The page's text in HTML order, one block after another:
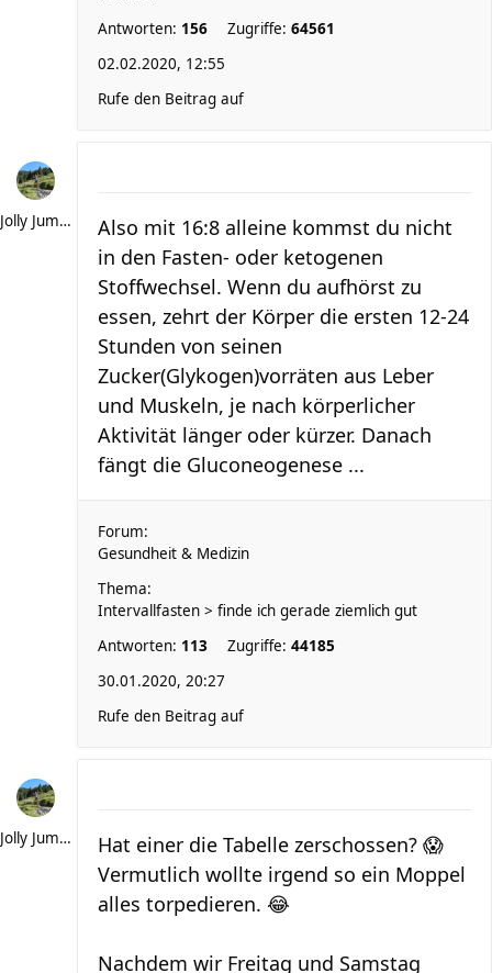
Antworten: 156 Zugriffe: 64561
02.02.2020, 12:55
Rufe den Beitrag auf
Jolly Jumper
Also mit 16:8 alleine kommst du nicht
in den Fasten- oder ketogenen
Stoffwechsel. Wenn du aufhörst zu
essen, zehrt der Körper die ersten 12-24
Stunden von seinen
Zucker(Glykogen)vorräten aus Leber
und Muskeln, je nach körperlicher
Aktivität länger oder kürzer. Danach
fängt die Gluconeogenese ...
Forum:
Gesundheit & Medizin
Thema:
Intervallfasten > finde ich gerade ziemlich gut
Antworten: 113 Zugriffe: 44185
30.01.2020, 20:27
Rufe den Beitrag auf
Jolly Jumper
Hat einer die Tabelle zerschossen? 😱
Vermutlich wollte irgend so ein Moppel
alles torpedieren. 😂
Nachdem wir Freitag und Samstag